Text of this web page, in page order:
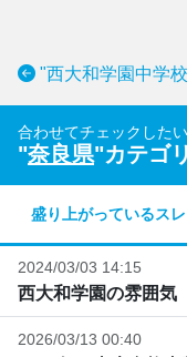
"西大和学園中学
合わせてチェックしたい
"奈良県"カテゴ
盛り上がっているス
2024/03/03 14:15
西大和学園の雰囲気
2026/03/13 00:40